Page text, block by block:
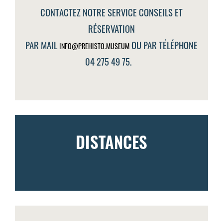
CONTACTEZ NOTRE SERVICE CONSEILS ET
RÉSERVATION
PAR MAIL INFO@PREHISTO.MUSEUM OU PAR TÉLÉPHONE
04 275 49 75.
DISTANCES